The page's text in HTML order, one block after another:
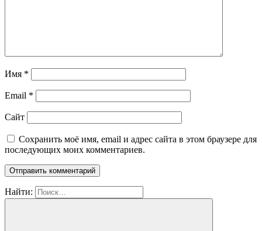
Имя *
Email *
Сайт
Сохранить моё имя, email и адрес сайта в этом браузере для
последующих моих комментариев.
Найти: